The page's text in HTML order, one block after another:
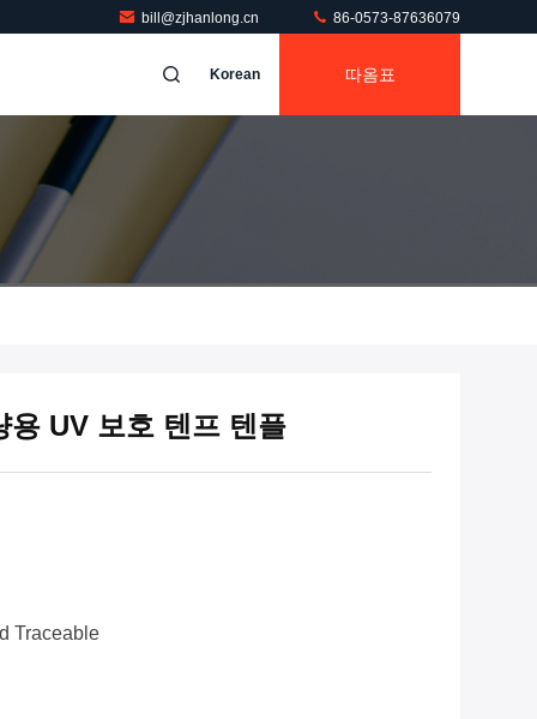
bill@zjhanlong.cn 86-0573-87636079
Korean 따옴표
UV 보호 텐프 텐플
Traceable